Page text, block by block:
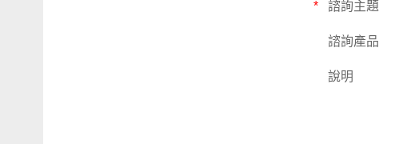
* 諮詢主題
諮詢產品
說明